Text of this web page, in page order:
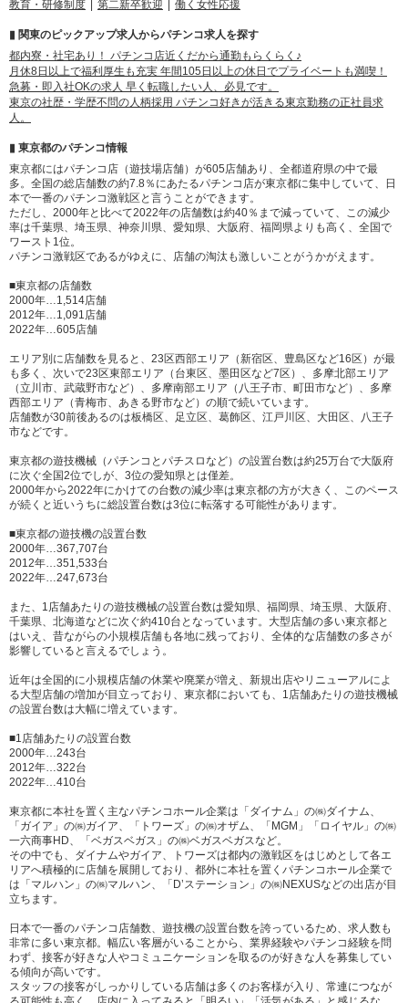
教育・研修制度
第二新卒歓迎 働く女性応援
▮ 関東のピックアップ求人からパチンコ求人を探す
都内寮・社宅あり！ パチンコ店近くだから通勤もらくらく♪
月休8日以上で福利厚生も充実 年間105日以上の休日でプライベートも満喫！
急募・即入社OKの求人 早く転職したい人、必見です。
東京の社歴・学歴不問の人柄採用 パチンコ好きが活きる東京勤務の正社員求
人。
▮ 東京都のパチンコ情報
東京都にはパチンコ店（遊技場店舗）が605店舗あり、全都道府県の中で最
多。全国の総店舗数の約7.8％にあたるパチンコ店が東京都に集中していて、日
本で一番のパチンコ激戦区と言うことができます。
ただし、2000年と比べて2022年の店舗数は約40％まで減っていて、この減少
率は千葉県、埼玉県、神奈川県、愛知県、大阪府、福岡県よりも高く、全国で
ワースト1位。
パチンコ激戦区であるがゆえに、店舗の淘汰も激しいことがうかがえます。
■東京都の店舗数
2000年…1,514店舗
2012年…1,091店舗
2022年…605店舗
エリア別に店舗数を見ると、23区西部エリア（新宿区、豊島区など16区）が最
も多く、次いで23区東部エリア（台東区、墨田区など7区）、多摩北部エリア
（立川市、武蔵野市など）、多摩南部エリア（八王子市、町田市など）、多摩
西部エリア（青梅市、あきる野市など）の順で続いています。
店舗数が30前後あるのは板橋区、足立区、葛飾区、江戸川区、大田区、八王子
市などです。
東京都の遊技機械（パチンコとパチスロなど）の設置台数は約25万台で大阪府
に次ぐ全国2位でしが、3位の愛知県とは僅差。
2000年から2022年にかけての台数の減少率は東京都の方が大きく、このペース
が続くと近いうちに総設置台数は3位に転落する可能性があります。
■東京都の遊技機の設置台数
2000年…367,707台
2012年…351,533台
2022年…247,673台
また、1店舗あたりの遊技機械の設置台数は愛知県、福岡県、埼玉県、大阪府、
千葉県、北海道などに次ぐ約410台となっています。大型店舗の多い東京都と
はいえ、昔ながらの小規模店舗も各地に残っており、全体的な店舗数の多さが
影響していると言えるでしょう。
近年は全国的に小規模店舗の休業や廃業が増え、新規出店やリニューアルによ
る大型店舗の増加が目立っており、東京都においても、1店舗あたりの遊技機械
の設置台数は大幅に増えています。
■1店舗あたりの設置台数
2000年…243台
2012年…322台
2022年…410台
東京都に本社を置く主なパチンコホール企業は「ダイナム」の㈱ダイナム、
「ガイア」の㈱ガイア、「トワーズ」の㈱オザム、「MGM」「ロイヤル」の㈱
一六商事HD、「ベガスベガス」の㈱ベガスベガスなど。
その中でも、ダイナムやガイア、トワーズは都内の激戦区をはじめとして各エ
リアへ積極的に店舗を展開しており、都外に本社を置くパチンコホール企業で
は「マルハン」の㈱マルハン、「D’ステーション」の㈱NEXUSなどの出店が目
立ちます。
日本で一番のパチンコ店舗数、遊技機の設置台数を誇っているため、求人数も
非常に多い東京都。幅広い客層がいることから、業界経験やパチンコ経験を問
わず、接客が好きな人やコミュニケーションを取るのが好きな人を募集してい
る傾向が高いです。
スタッフの接客がしっかりしている店舗は多くのお客様が入り、常連につなが